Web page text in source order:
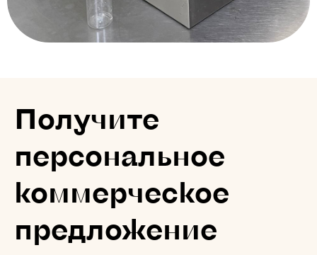
Получите
персональное
коммерческое
предложение